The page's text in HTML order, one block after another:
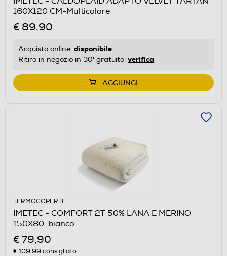
160X120 CM-Multicolore
€ 89,90
Acquisto online: disponibile
Ritiro in negozio in 30' gratuito: verifica
AGGIUNGI
TERMOCOPERTE
IMETEC - COMFORT 2T 50% LANA E MERINO
150X80-bianco
€ 79,90
€ 109,99 consigliato